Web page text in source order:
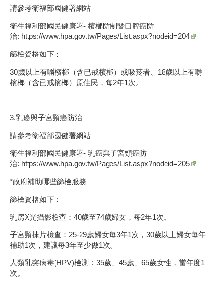
請參考衛福部國健署網站
衛生福利部國民健康署- 檳榔防制暨口腔癌防
治: https://www.hpa.gov.tw/Pages/List.aspx?nodeid=204
篩檢資格如下：
30歲以上有嚼檳榔（含已戒檳榔）或吸菸者、18歲以上有嚼
檳榔（含已戒檳榔）原住民，每2年1次。
3.乳癌與子宮頸癌防治
請參考衛福部國健署網站
衛生福利部國民健康署- 乳癌與子宮頸癌防
治: https://www.hpa.gov.tw/Pages/List.aspx?nodeid=205
*政府補助哪些篩檢服務
篩檢資格如下：
乳房X光攝影檢查：40歲至74歲婦女，每2年1次。
子宮頸抹片檢查：25-29歲婦女每3年1次，30歲以上婦女每年
補助1次，建議每3年至少做1次。
人類乳突病毒(HPV)檢測：35歲、45歲、65歲女性，當年度1
次。